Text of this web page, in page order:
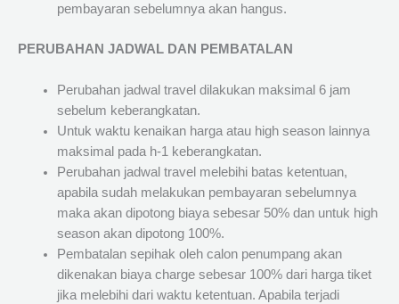
pembayaran sebelumnya akan hangus.
PERUBAHAN JADWAL DAN PEMBATALAN
Perubahan jadwal travel dilakukan maksimal 6 jam
sebelum keberangkatan.
Untuk waktu kenaikan harga atau high season lainnya
maksimal pada h-1 keberangkatan.
Perubahan jadwal travel melebihi batas ketentuan,
apabila sudah melakukan pembayaran sebelumnya
maka akan dipotong biaya sebesar 50% dan untuk high
season akan dipotong 100%.
Pembatalan sepihak oleh calon penumpang akan
dikenakan biaya charge sebesar 100% dari harga tiket
jika melebihi dari waktu ketentuan. Apabila terjadi